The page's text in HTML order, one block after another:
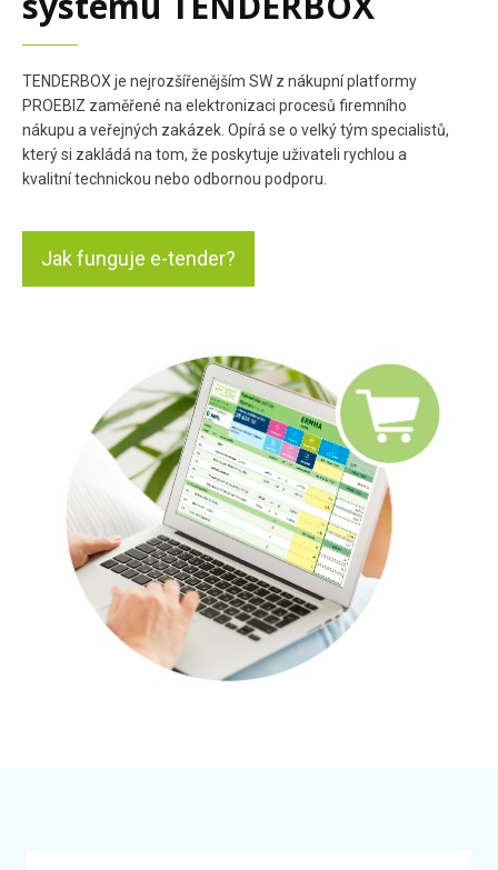
TENDERBOX je nejrozšířenějším SW z nákupní platformy
PROEBIZ zaměřené na elektronizaci procesů firemního
nákupu a veřejných zakázek. Opírá se o velký tým specialistů,
který si zakládá na tom, že poskytuje uživateli rychlou a
kvalitní technickou nebo odbornou podporu.
Jak funguje e-tender?